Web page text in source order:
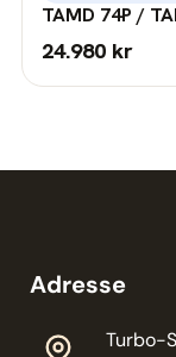
TAMD 74P /
24.980 kr
Adresse
Turbo-